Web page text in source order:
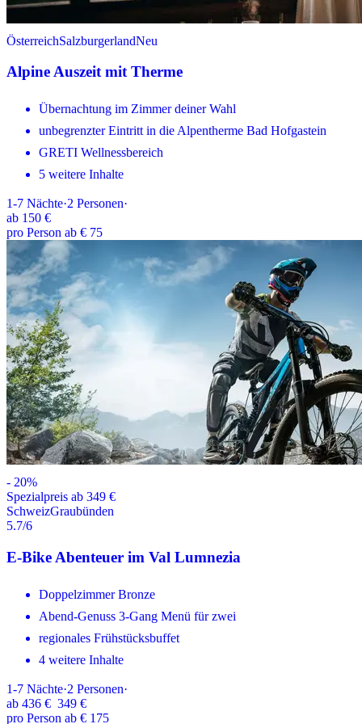
ÖsterreichSalzburgerlandNeu
Alpine Auszeit mit Therme
Übernachtung im Zimmer deiner Wahl
unbegrenzter Eintritt in die Alpentherme Bad Hofgastein
GRETI Wellnessbereich
5 weitere Inhalte
1-7 Nächte·2 Personen·
ab 150 €
pro Person ab € 75
- 20%
Spezialpreis ab 349 €
SchweizGraubünden
5.7/6
E-Bike Abenteuer im Val Lumnezia
Doppelzimmer Bronze
Abend-Genuss 3-Gang Menü für zwei
regionales Frühstücksbuffet
4 weitere Inhalte
1-7 Nächte·2 Personen·
ab 436 € 349 €
pro Person ab € 175